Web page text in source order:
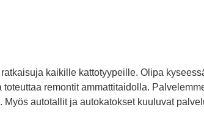
kaikille kattotyypeille. Olipa
remontit ammattitaidolla.
autotallit ja autokatokset kuuluvat